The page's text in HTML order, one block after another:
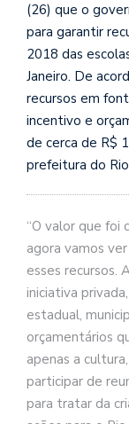
(26) que o
para garantir
2018 das
Janeiro. De
recursos em
incentivo e
de cerca de R$
prefeitura do
“O valor que foi
agora vamos
esses recursos.
iniciativa
estadual,
orçamentários
apenas a
participar de
para tratar da